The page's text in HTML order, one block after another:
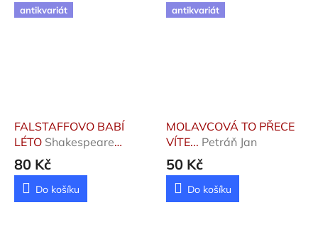
antikvariát
FALSTAFFOVO BABÍ
LÉTO Shakespeare
William, Werich Jan
80 Kč
Do košíku
antikvariát
MOLAVCOVÁ TO PŘECE
VÍTE... Petráň Jan
50 Kč
Do košíku